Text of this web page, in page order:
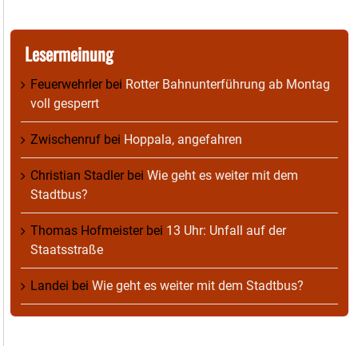
Lesermeinung
Feuerwehrlerbei Rotter Bahnunterführung ab Montag
voll gesperrt
Zwischenruf bei Hoppala, angefahren
Christian Stadlerbei Wie geht es weiter mit dem
Stadtbus?
Thomas Hofmeisterbei 13 Uhr: Unfall auf der
Staatsstraße
Landei bei Wie geht es weiter mit dem Stadtbus?